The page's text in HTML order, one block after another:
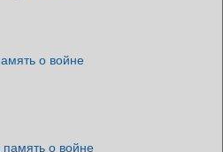
о войне
память о войне